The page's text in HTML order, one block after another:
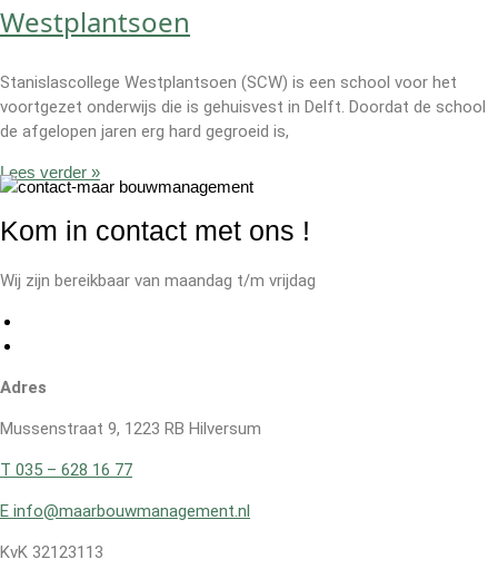
Westplantsoen
Stanislascollege Westplantsoen (SCW) is een school voor het
voortgezet onderwijs die is gehuisvest in Delft. Doordat de school
de afgelopen jaren erg hard gegroeid is,
Lees verder »
Kom in contact met ons !
Wij zijn bereikbaar van maandag t/m vrijdag
Adres
Mussenstraat 9, 1223 RB Hilversum
T 035 – 628 16 77
E info@maarbouwmanagement.nl
KvK 32123113